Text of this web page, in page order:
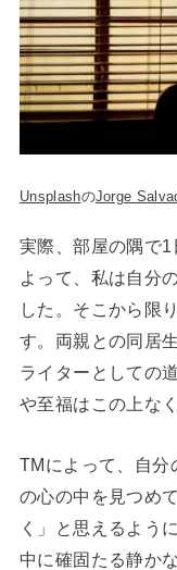
UnsplashのJorge
実際、部屋の隅で
よって、私は自分
した。そこから限
す。両親との同居
ライターとしての
や至福はこの上な
TMによって、自分
の心の中を見つめ
く」と思えるよう
中に確固たる静か